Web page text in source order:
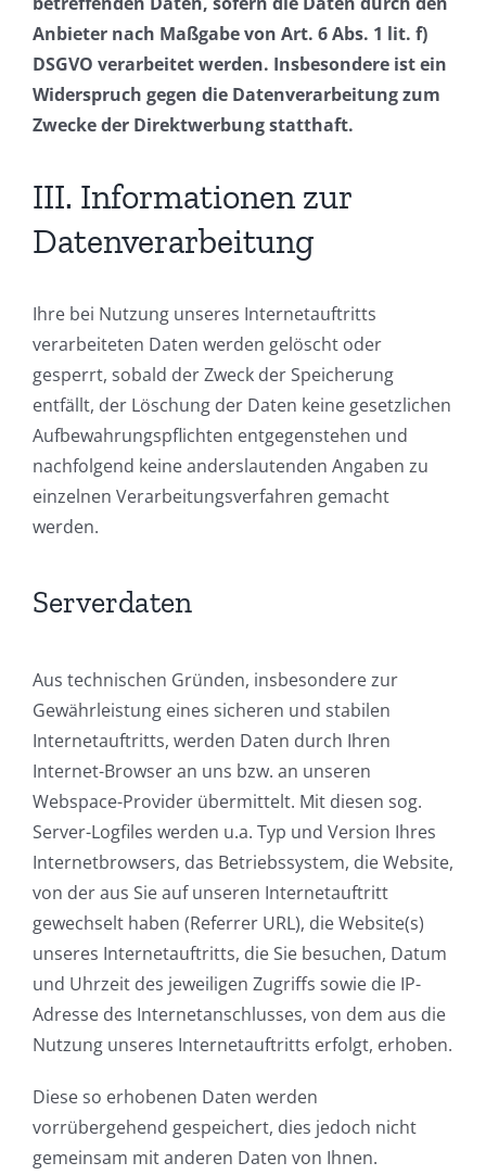
Anbieter nach Maßgabe von Art. 6 Abs. 1 lit. f)
DSGVO verarbeitet werden. Insbesondere ist ein
Widerspruch gegen die Datenverarbeitung zum
Zwecke der Direktwerbung statthaft.
III. Informationen zur
Datenverarbeitung
Ihre bei Nutzung unseres Internetauftritts
verarbeiteten Daten werden gelöscht oder
gesperrt, sobald der Zweck der Speicherung
entfällt, der Löschung der Daten keine gesetzlichen
Aufbewahrungspflichten entgegenstehen und
nachfolgend keine anderslautenden Angaben zu
einzelnen Verarbeitungsverfahren gemacht
werden.
Serverdaten
Aus technischen Gründen, insbesondere zur
Gewährleistung eines sicheren und stabilen
Internetauftritts, werden Daten durch Ihren
Internet-Browser an uns bzw. an unseren
Webspace-Provider übermittelt. Mit diesen sog.
Server-Logfiles werden u.a. Typ und Version Ihres
Internetbrowsers, das Betriebssystem, die Website,
von der aus Sie auf unseren Internetauftritt
gewechselt haben (Referrer URL), die Website(s)
unseres Internetauftritts, die Sie besuchen, Datum
und Uhrzeit des jeweiligen Zugriffs sowie die IP-
Adresse des Internetanschlusses, von dem aus die
Nutzung unseres Internetauftritts erfolgt, erhoben.
Diese so erhobenen Daten werden
vorrübergehend gespeichert, dies jedoch nicht
gemeinsam mit anderen Daten von Ihnen.